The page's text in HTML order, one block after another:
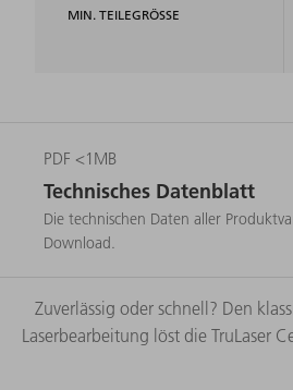
MIN. TEILEGRÖSSE
PDF <1MB
Technisches Datenblatt
Die technischen Daten aller
Download.
Zuverlässig oder schnell? Den
Laserbearbeitung löst die TruLaser